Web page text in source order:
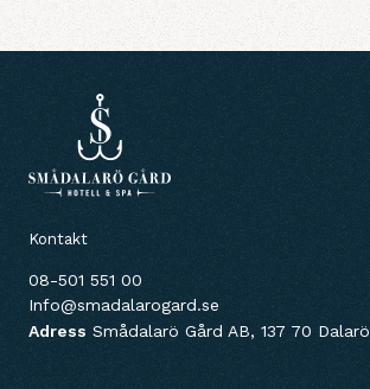
Kontakt
08-501 551 00
Info@smadalarogard.se
Adress Smådalarö Gård AB, 137 70 Dalarö